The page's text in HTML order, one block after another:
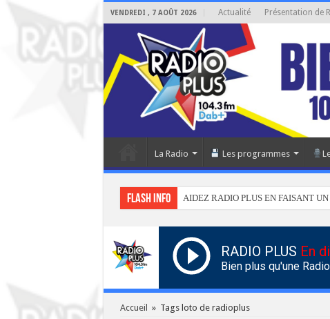
VENDREDI , 7 AOÛT 2026 Actualité Présentation de
La Radio Les programmes
Flash info AIDEZ RADIO PLUS EN FAISANT
RADIO PLUS En
Bien plus qu'une Radio
Accueil » Tags loto de radioplus